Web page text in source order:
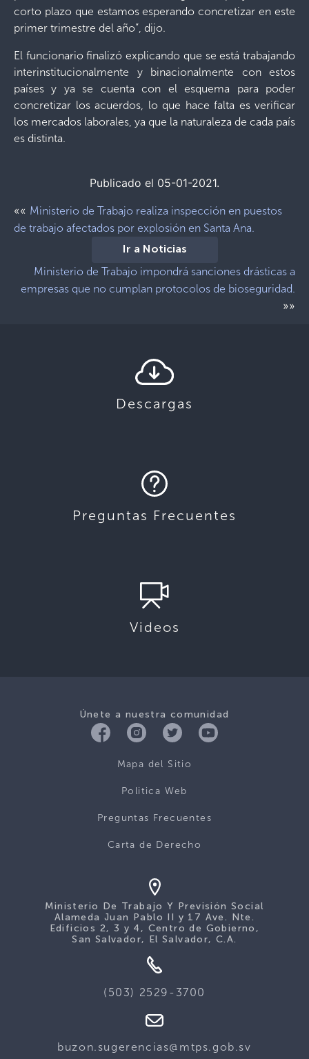
corto plazo que estamos esperando concretizar en este
primer trimestre del año”, dijo.
El funcionario finalizó explicando que se está trabajando
interinstitucionalmente y binacionalmente con estos
países y ya se cuenta con el esquema para poder
concretizar los acuerdos, lo que hace falta es verificar
los mercados laborales, ya que la naturaleza de cada país
es distinta.
Publicado el 05-01-2021.
«« Ministerio de Trabajo realiza inspección en puestos
de trabajo afectados por explosión en Santa Ana.
Ir a Noticias
Ministerio de Trabajo impondrá sanciones drásticas a
empresas que no cumplan protocolos de bioseguridad.
»»
Descargas
Preguntas Frecuentes
Videos
Únete a nuestra comunidad
Mapa del Sitio
Politica Web
Preguntas Frecuentes
Carta de Derecho
Ministerio De Trabajo Y Previsión Social
Alameda Juan Pablo II y 17 Ave. Nte.
Edificios 2, 3 y 4, Centro de Gobierno,
San Salvador, El Salvador, C.A.
(503) 2529-3700
buzon.sugerencias@mtps.gob.sv